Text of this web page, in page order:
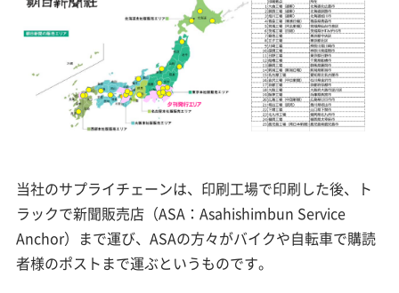
当社のサプライチェーンは、印刷工場で印刷した後、ト
ラックで新聞販売店（ASA：Asahishimbun Service
Anchor）まで運び、ASAの方々がバイクや自転車で購読
者様のポストまで運ぶというものです。